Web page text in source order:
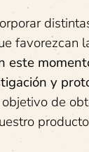
favorezcan
este
y
de